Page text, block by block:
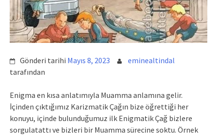
Gönderi tarihi Mayıs 8, 2023
eminealtindal
tarafından
Enigma en kısa anlatımıyla Muamma anlamına gelir.
İçinden çıktığımız Karizmatik Çağın bize öğrettiği her
konuyu, içinde bulunduğumuz ilk Enigmatik Çağ bizlere
sorgulatattı ve bizleri bir Muamma sürecine soktu. Örnek